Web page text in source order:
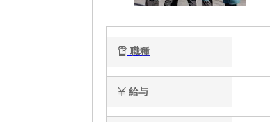
職種
給与